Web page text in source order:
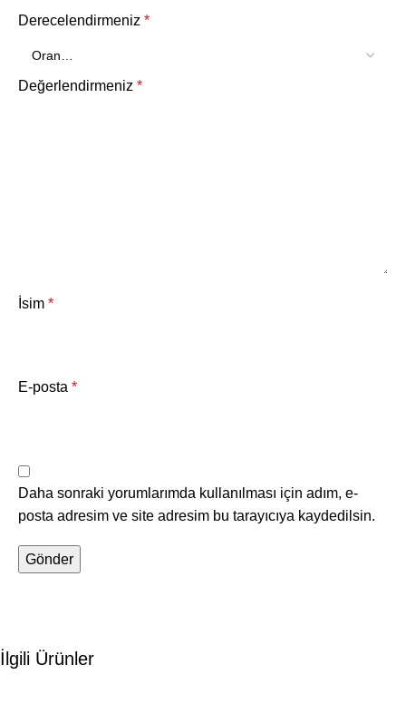
Derecelendirmeniz *
Değerlendirmeniz *
İsim *
E-posta *
Daha sonraki yorumlarımda kullanılması için adım, e-
posta adresim ve site adresim bu tarayıcıya kaydedilsin.
İlgili Ürünler